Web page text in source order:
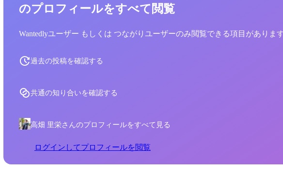
のプロフィールをすべて閲覧
Wantedlyユーザー もしくは つながりユーザーのみ閲覧できる項目がありま
過去の投稿を確認する
共通の知り合いを確認する
高畑 里栄さんのプロフィールをすべて見る
ログインしてプロフィールを閲覧